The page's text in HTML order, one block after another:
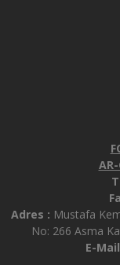
Adres : Mustafa
No: 266 Asma
E-